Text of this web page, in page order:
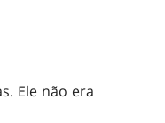
Ele não era